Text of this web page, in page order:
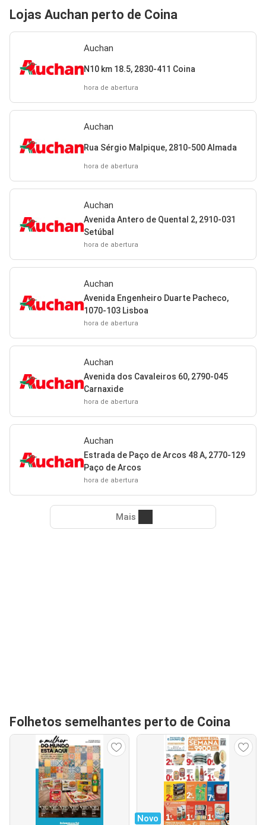
Lojas Auchan perto de Coina
Auchan
N10 km 18.5, 2830-411 Coina
hora de abertura
Auchan
Rua Sérgio Malpique, 2810-500 Almada
hora de abertura
Auchan
Avenida Antero de Quental 2, 2910-031
Setúbal
hora de abertura
Auchan
Avenida Engenheiro Duarte Pacheco,
1070-103 Lisboa
hora de abertura
Auchan
Avenida dos Cavaleiros 60, 2790-045
Carnaxide
hora de abertura
Auchan
Estrada de Paço de Arcos 48 A, 2770-129
Paço de Arcos
hora de abertura
Mais
Folhetos semelhantes perto de Coina
Novo